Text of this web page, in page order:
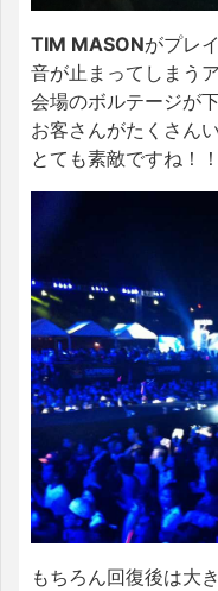
TIM MASONがプレ
音が止まってしまう
会場のボルテージが
お客さんがたくさんい
とても素敵ですね！！
もちろん回復後は大